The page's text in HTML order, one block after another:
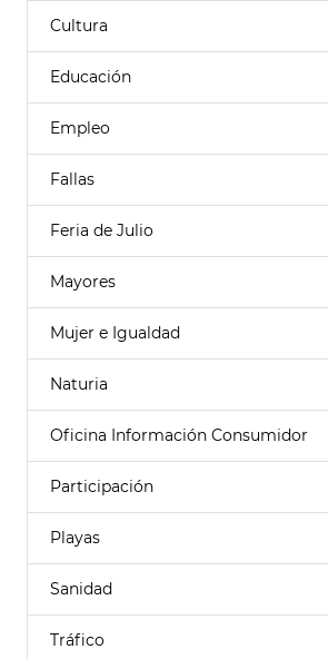
Cultura
Educación
Empleo
Fallas
Feria de Julio
Mayores
Mujer e Igualdad
Naturia
Oficina Información Consumidor
Participación
Playas
Sanidad
Tráfico